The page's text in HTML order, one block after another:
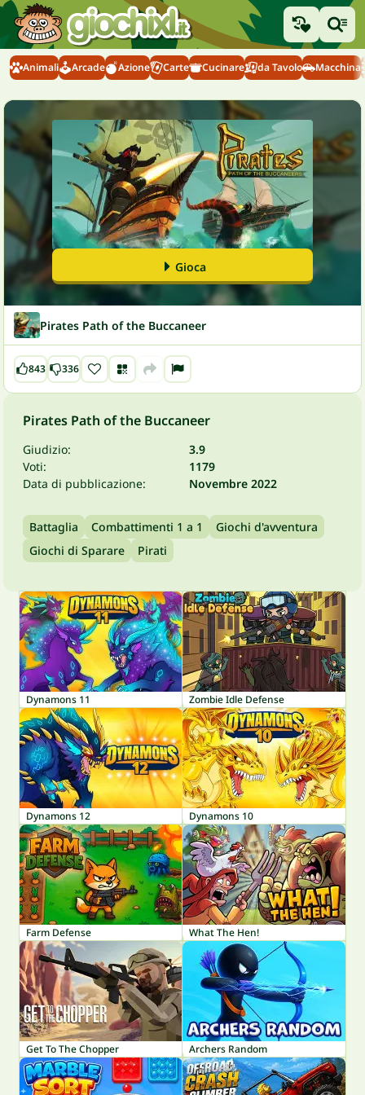
Animali Arcade Azione Carte Cucinare da Tavolo Macchina
Gioca
Pirates Path of the Buccaneer
843 336
Pirates Path of the Buccaneer
Giudizio:
3.9
Voti:
1179
Data di pubblicazione:
Novembre 2022
Battaglia Combattimenti 1 a 1
Giochi d'avventura
Giochi di Sparare
Pirati
Dynamons 11 Zombie Idle Defense
Dynamons 12 Dynamons 10
Farm Defense What The Hen!
Get To The Chopper Archers Random